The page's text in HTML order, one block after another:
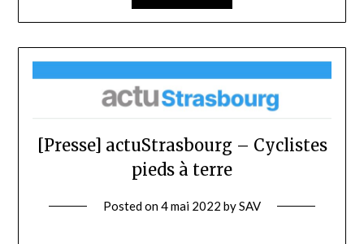
[Presse] actuStrasbourg – Cyclistes
pieds à terre
Posted on4 mai 2022 bySAV